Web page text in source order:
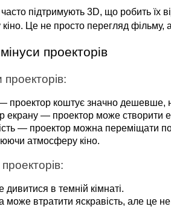
підтримують 3D, що робить їх
Це не просто перегляд
проекторів
проектор коштує значно дешевше,
екрану — проектор може створити
— проектор можна переміщати
атмосферу кіно.
дивитися в темній кімнаті.
може втратити яскравість, але це